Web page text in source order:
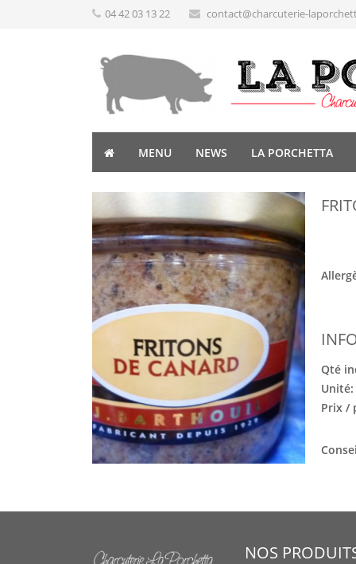
04 42 03 13 22 contact@charcuterie-
MENU NEWS LA PORCHETTA
Qté
Unité:
Prix /
NOS